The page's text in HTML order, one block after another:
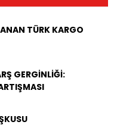
TÜRK KARGO
GERGİNLİĞİ: